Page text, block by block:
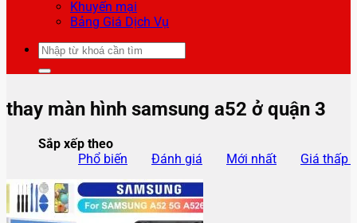
Khuyến mại
Bảng Giá Dịch Vụ
Tìm
kiếm:
thay màn hình samsung a52 ở quận 3
Sắp xếp theo
Phổ biến
Đánh giá Mới nhất Giá thấp